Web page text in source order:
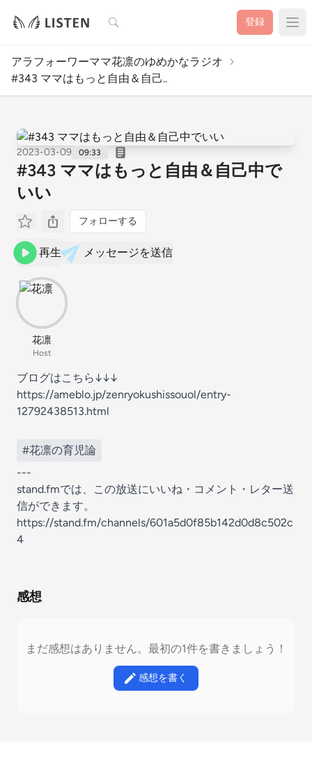
検索 登録
アラフォーワーママ花凛のゆめかなラジオ
#343 ママはもっと自由＆自己..
2023-03-09 09:33
#343 ママはもっと自由＆自己中で
いい
フォローする
再生 メッセージを送信
花凛
Host
ブログはこちら↓↓↓
https://ameblo.jp/zenryokushissouol/entry-
12792438513.html
#花凛の育児論
---
stand.fmでは、この放送にいいね・コメント・レター送
信ができます。
https://stand.fm/channels/601a5d0f85b142d0d8c502c
4
感想
まだ感想はありません。最初の1件を書きましょう！
感想を書く